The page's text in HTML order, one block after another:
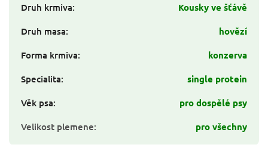
Druh krmiva:
Kousky ve šťávě
Druh masa:
hovězí
Forma krmiva:
konzerva
Specialita:
single protein
Věk psa:
pro dospělé psy
Velikost plemene: pro všechny